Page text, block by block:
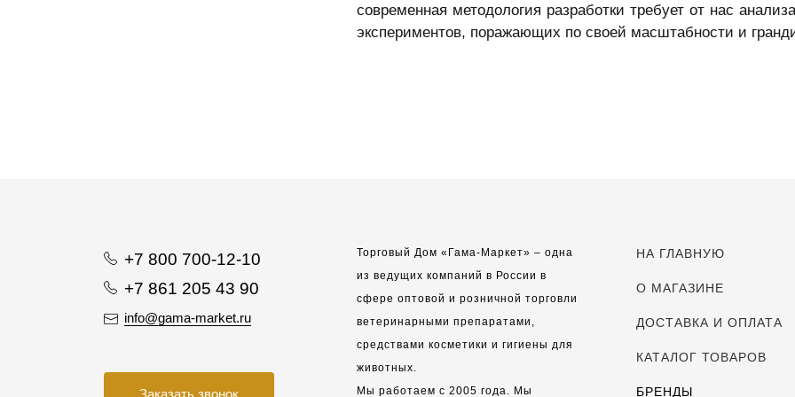
современная методология разработки требует от нас анализа
экспериментов, поражающих по своей масштабности и
+7 800 700-12-10
+7 861 205 43 90
info@gama-market.ru
Заказать звонок
Торговый Дом «Гама-Маркет» – одна
из ведущих компаний в России в
сфере оптовой и розничной торговли
ветеринарными препаратами,
средствами косметики и гигиены для
животных.
Мы работаем с 2005 года. Мы
НА ГЛАВНУЮ
О МАГАЗИНЕ
ДОСТАВКА И ОПЛАТА
КАТАЛОГ ТОВАРОВ
БРЕНДЫ